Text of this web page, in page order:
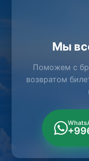
Мы
Поможем с
возвратом